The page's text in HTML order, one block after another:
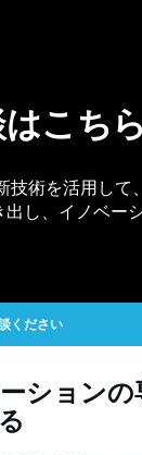
こちら
技術を活用して
出し、イノベー
ください
ションの